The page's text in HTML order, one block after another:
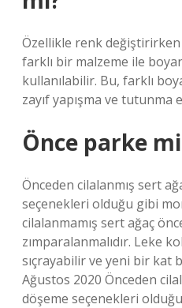
Özellikle renk değiştirirken
farklı bir malzeme ile
kullanılabilir. Bu, farklı
zayıf yapışma ve
Önce parke
Önceden cilalanmış sert
seçenekleri olduğu gibi
cilalanmamış sert ağaç
zımparalanmalıdır. Leke
sıçrayabilir ve yeni bir kat
Ağustos 2020 Önceden
döşeme seçenekleri